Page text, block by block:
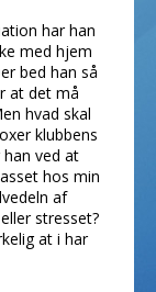
har han
med hjem
bed han så
at det må
hvad skal
klubbens
ved at
hos min
af
stresset?
at i har